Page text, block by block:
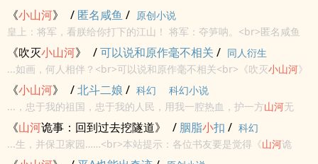
《小山河》 / 匿名咸鱼 / 原创小说
皇上：将军，看朕给你打下的江山！ 将军：夺笋呐。<br>匿名咸鱼
<br>原创小 说 - BL - 短篇 - 完结<br>古代 - HE - 小甜饼 - 宫廷侯爵
<br>天作之合<br>
《吹灭小山河》 /可以说和原作毫不相关 / 同人衍生
...如画，何人相伴？<br>可以说和原作毫不相关<br>《吹灭小山河》
歌曲同人 - 黎复X贺今朝 同人衍生 - BL - 短篇 - 完结<br>古代 - HE -
肉渣<br>犹如桃花扇底风...
《小山河》 /北斗二娘 / 科幻
科幻小说
...，忠于我的祖国，忠于我的人民，用我一腔热血，护一方山河无
恙。 \n我护你一方小小山河，你全我一腔赤忱热爱。\n***\n【超高
智商天才实习生VS最接地气浓颜系大队长】\n\n强强联...
《山河诡事：回到过去挖隧道》 / 胭脂小扣 / 科幻
...生，并保卫家园……<br>本站提示：各位书友要是觉得《山河诡
事：回到过去挖隧道》还不错的话请不要忘记向您QQ群和微博里的朋